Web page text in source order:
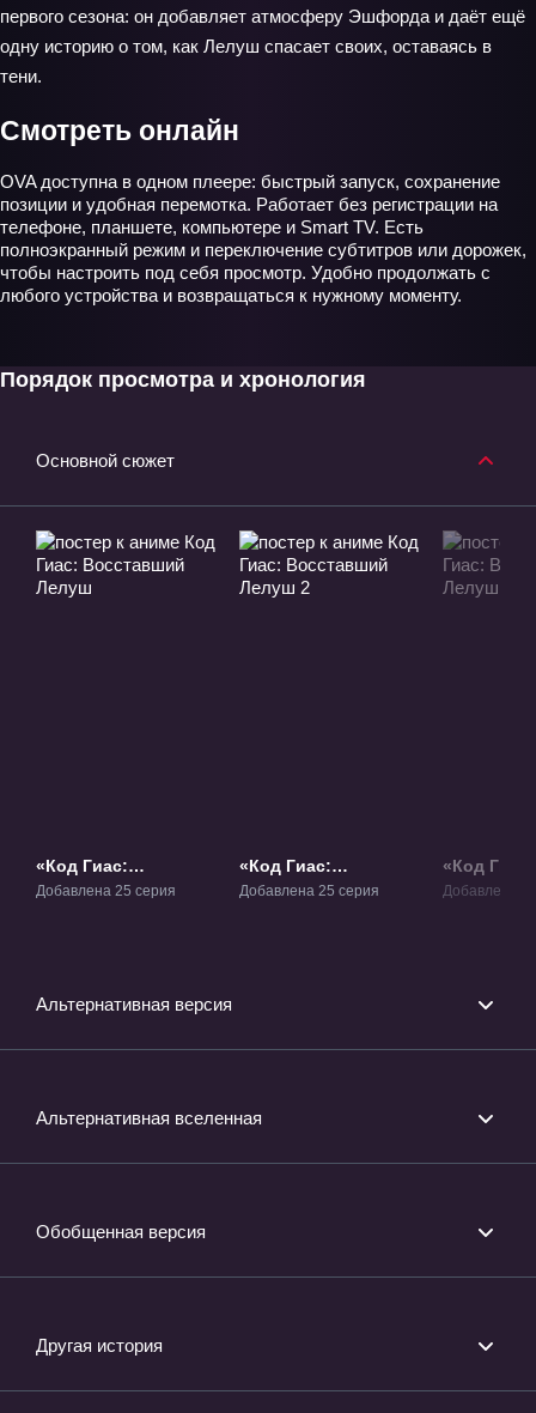
первого сезона: он добавляет атмосферу Эшфорда и даёт ещё
одну историю о том, как Лелуш спасает своих, оставаясь в
тени.
Смотреть онлайн
OVA доступна в одном плеере: быстрый запуск, сохранение
позиции и удобная перемотка. Работает без регистрации на
телефоне, планшете, компьютере и Smart TV. Есть
полноэкранный режим и переключение субтитров или дорожек,
чтобы настроить под себя просмотр. Удобно продолжать с
любого устройства и возвращаться к нужному моменту.
Порядок просмотра и хронология
Основной сюжет
«Код Гиас:
Восставший Лелуш»
Добавлена 25 серия
«Код Гиас:
Восставший Лелуш
Добавлена 25 серия
«Код Гиас:
Добавлена 1
Альтернативная версия
Альтернативная вселенная
Обобщенная версия
Другая история